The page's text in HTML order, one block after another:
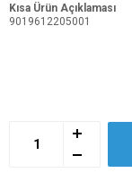
Kısa Ürün Açıklaması
9019612205001